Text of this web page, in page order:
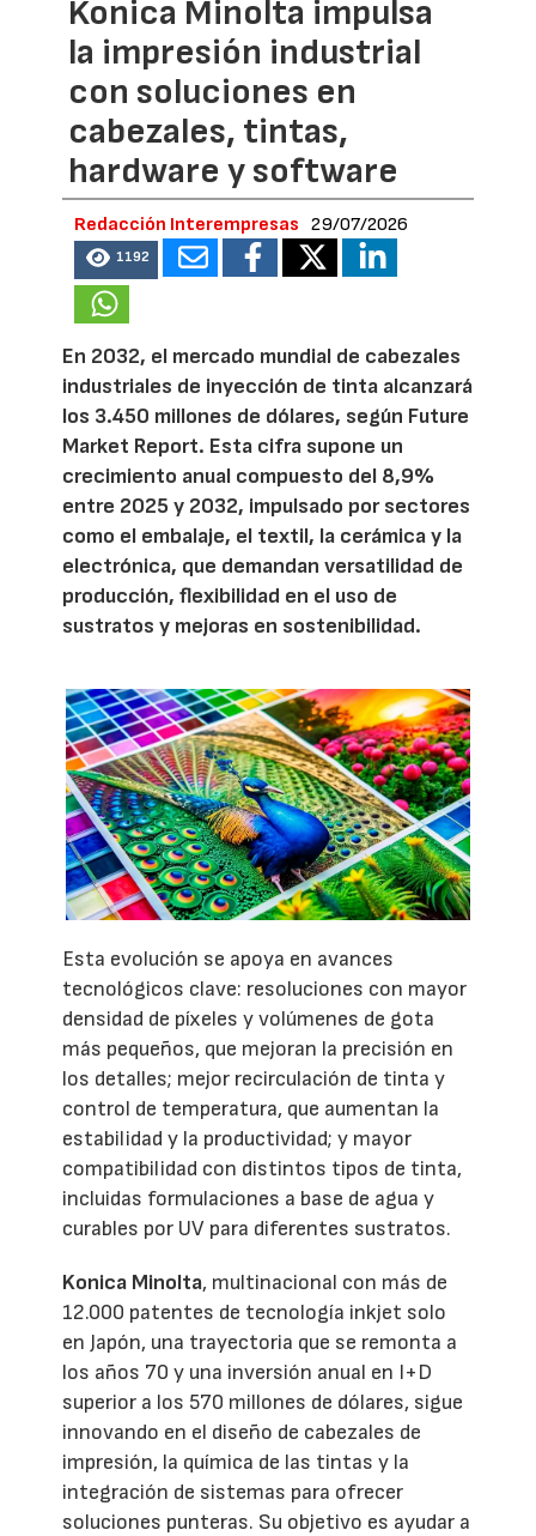
Konica Minolta impulsa
la impresión industrial
con soluciones en
cabezales, tintas,
hardware y software
Redacción Interempresas 29/07/2026
1192
En 2032, el mercado mundial de cabezales
industriales de inyección de tinta alcanzará
los 3.450 millones de dólares, según Future
Market Report. Esta cifra supone un
crecimiento anual compuesto del 8,9%
entre 2025 y 2032, impulsado por sectores
como el embalaje, el textil, la cerámica y la
electrónica, que demandan versatilidad de
producción, flexibilidad en el uso de
sustratos y mejoras en sostenibilidad.
Esta evolución se apoya en avances
tecnológicos clave: resoluciones con mayor
densidad de píxeles y volúmenes de gota
más pequeños, que mejoran la precisión en
los detalles; mejor recirculación de tinta y
control de temperatura, que aumentan la
estabilidad y la productividad; y mayor
compatibilidad con distintos tipos de tinta,
incluidas formulaciones a base de agua y
curables por UV para diferentes sustratos.
Konica Minolta, multinacional con más de
12.000 patentes de tecnología inkjet solo
en Japón, una trayectoria que se remonta a
los años 70 y una inversión anual en I+D
superior a los 570 millones de dólares, sigue
innovando en el diseño de cabezales de
impresión, la química de las tintas y la
integración de sistemas para ofrecer
soluciones punteras. Su objetivo es ayudar a